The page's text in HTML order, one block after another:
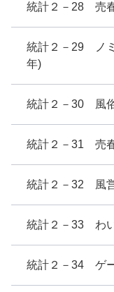
統計２－28 売
統計２－29 ノ
年)
統計２－30 風
統計２－31 売
統計２－32 風
統計２－33 わ
統計２－34 ゲ